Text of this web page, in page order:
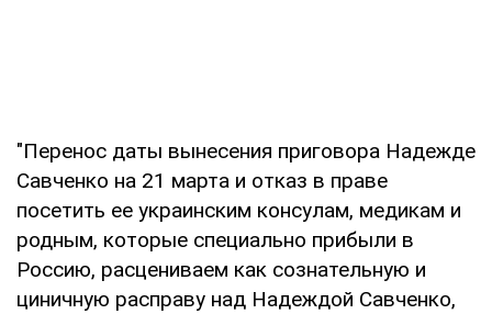
"Перенос даты вынесения приговора Надежде
Савченко на 21 марта и отказ в праве
посетить ее украинским консулам, медикам и
родным, которые специально прибыли в
Россию, расцениваем как сознательную и
циничную расправу над Надеждой Савченко,